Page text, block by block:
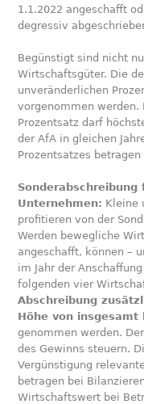
1.1.2022 angeschafft
degressiv
Begünstigt sind nicht
Wirtschaftsgüter. Die
unveränderlichen
vorgenommen werden.
Prozentsatz darf
der AfA in gleichen
Prozentsatzes
Unternehmen: Kleine
profitieren von der
Werden bewegliche
angeschafft, können –
im Jahr der
folgenden vier
Abschreibung
Höhe von insgesamt
genommen werden.
des Gewinns steuern.
Vergünstigung
betragen bei
Wirtschaftswert bei